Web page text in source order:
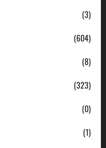
(3)
(604)
(8)
(323)
(0)
(1)